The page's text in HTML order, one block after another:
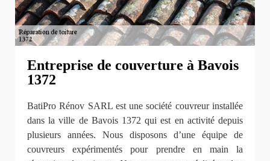
Entreprise de couverture à Bavois
1372
BatiPro Rénov SARL est une société couvreur installée
dans la ville de Bavois 1372 qui est en activité depuis
plusieurs années. Nous disposons d’une équipe de
couvreurs expérimentés pour prendre en main la